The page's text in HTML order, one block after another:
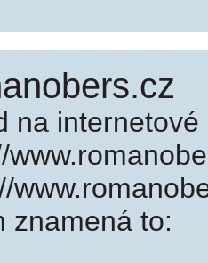
na
znamená to: